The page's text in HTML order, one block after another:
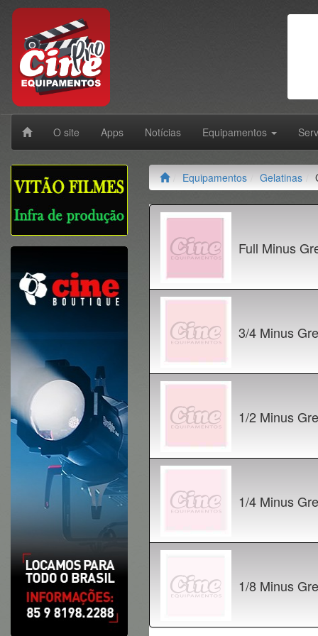
O site Apps Notícias Equipamentos
Equipamentos Gelatinas
Full Minus
3/4 Minus
1/2 Minus
1/4 Minus
1/8 Minus